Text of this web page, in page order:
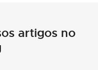
artigos no